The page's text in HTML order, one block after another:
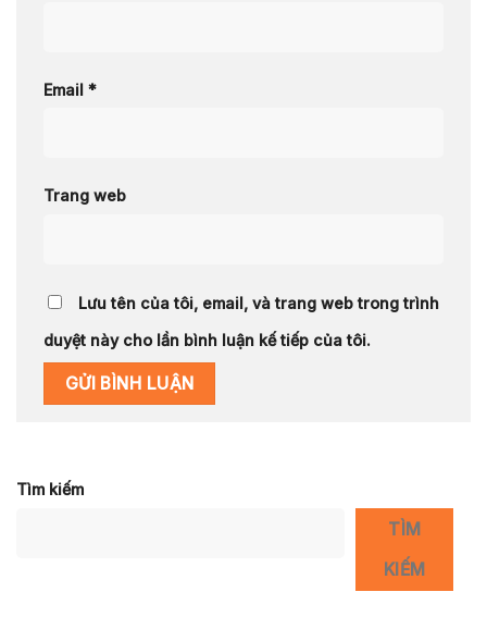
Email *
Trang web
Lưu tên của tôi, email, và trang web trong trình
duyệt này cho lần bình luận kế tiếp của tôi.
Tìm kiếm
TÌM
KIẾM